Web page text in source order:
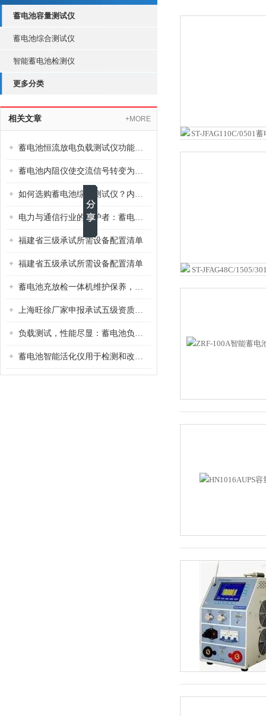
蓄电池容量测试仪
蓄电池综合测试仪
智能蓄电池检测仪
更多分类
相关文章 +MORE
蓄电池恒流放电负载测试仪功能检测
蓄电池内阻仪使交流信号转变为直流信号
如何选购蓄电池综合测试仪？内阻、电压、容量测试选型要点全攻略
电力与通信行业的守护者：蓄电池综合测试仪的关键作用
福建省三级承试所需设备配置清单
福建省五级承试所需设备配置清单
蓄电池充放检一体机维护保养，线路检查模块校准常见故障排查方法
上海旺徐厂家申报承试五级资质所需设备明细表
负载测试，性能尽显：蓄电池负载测试仪如何为电池性能把脉
蓄电池智能活化仪用于检测和改善蓄电池性能